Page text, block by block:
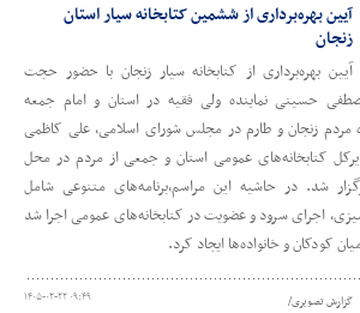
آیین بهره‌برداری از ششمین کتابخانه سیار استان
زنجان
آیین بهره‌برداری از کتابخانه سیار زنجان با حضور حجت
حسینی نماینده ولی فقیه در استان و امام جمعه
مردم زنجان و طارم در مجلس شورای اسلامی، علی کاظمی
کتابخانه‌های عمومی استان و جمعی از مردم در محل
شد. در حاشیه این مراسم،برنامه‌های متنوعی شامل
اجرای سرود و عضویت در کتابخانه‌های عمومی اجرا شد
کودکان و خانواده‌ها ایجاد کرد.
۱۴۰۵-۰۲-۲۲ ۰۹:۴۹ گزارش تصویری/